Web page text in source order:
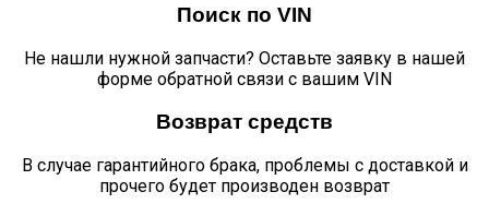
quantity
Поиск по VIN
Не нашли нужной запчасти? Оставьте заявку в нашей
форме обратной связи с вашим VIN
Возврат средств
В случае гарантийного брака, проблемы с доставкой и
прочего будет производен возврат